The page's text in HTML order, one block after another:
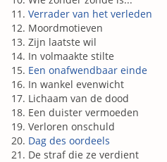
Verrader van het verleden
Moordmotieven
Zijn laatste wil
In volmaakte stilte
Een onafwendbaar einde
In wankel evenwicht
Lichaam van de dood
Een duister vermoeden
Verloren onschuld
Dag des oordeels
De straf die ze verdient